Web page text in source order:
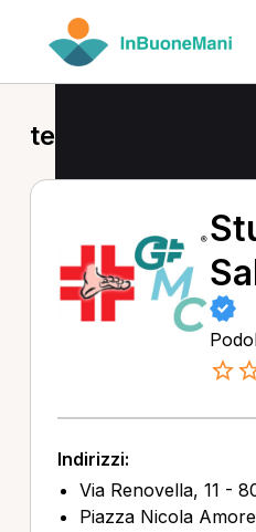
tecarterapia a
Indirizzi:
Via Renovella, 11 -
Piazza Nicola